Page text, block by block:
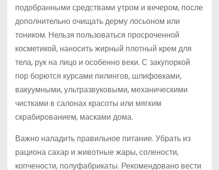
подобранными средствами утром и вечером, после
дополнительно очищать дерму лосьоном или
тоником. Нельзя пользоваться просроченной
косметикой, наносить жирный плотный крем для
тела, рук на лицо и особенно веки. С закупоркой
пор борются курсами пилингов, шлифовками,
вакуумными, ультразвуковыми, механическими
чистками в салонах красоты или мягким
скрабированием, масками дома.
Важно наладить правильное питание. Убрать из
рациона сахар и животные жары, солености,
копчености, полуфабрикаты. Рекомендовано вести